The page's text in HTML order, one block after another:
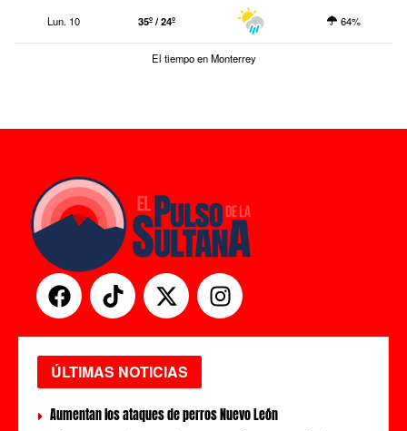
Lun. 10 35º / 24º 64%
El tiempo en Monterrey
ÚLTIMAS NOTICIAS
Aumentan los ataques de perros Nuevo León